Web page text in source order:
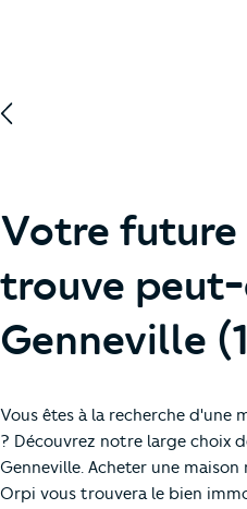
Votre future
trouve
Genneville
Vous êtes à la recherche d'une
? Découvrez notre large choix
Genneville. Acheter une
Orpi vous trouvera le bien